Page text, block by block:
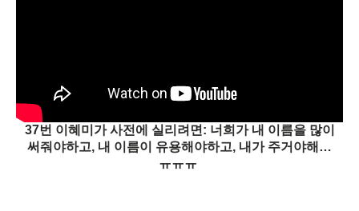
37번 이혜미가 사전에 실리려면: 너희가 내 이름을 많이
써줘야하고, 내 이름이 유용해야하고, 내가 주거야해…
ㅠㅠㅠ